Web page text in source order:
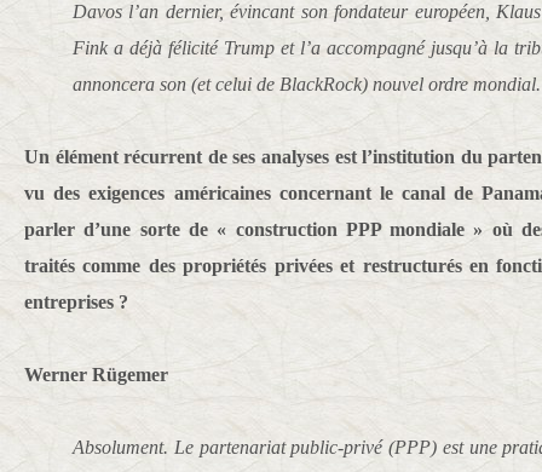
Davos l’an dernier, évincant son fondateur européen,
Fink a déjà félicité Trump et l’a accompagné jusqu’à la
annoncera son (et celui de BlackRock) nouvel ordre mondial.
Un élément récurrent de ses analyses est l’institution du
vu des exigences américaines concernant le canal de
parler d’une sorte de « construction PPP mondiale » où
traités comme des propriétés privées et restructurés en
entreprises ?
Werner Rügemer
Absolument. Le partenariat public-privé (PPP) est une